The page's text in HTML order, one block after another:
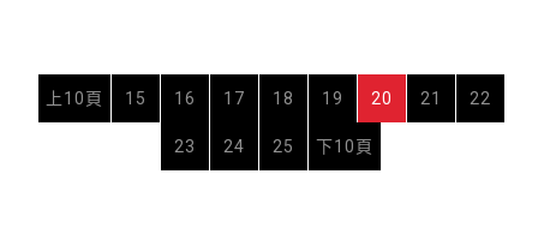
上10頁 15 16 17 18 19 20 21 22
23 24 25 下10頁